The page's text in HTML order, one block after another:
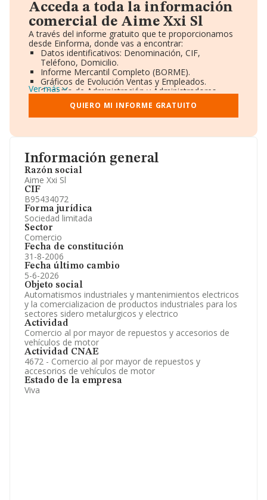
Información general
Razón social
Aime Xxi Sl
CIF
B95434072
Forma jurídica
Sociedad limitada
Sector
Comercio
Fecha de constitución
31-8-2006
Fecha último cambio
5-6-2026
Objeto social
Automatismos industriales y mantenimientos electricos
y la comercializacion de productos industriales para los
sectores sidero metalurgicos y electrico
Actividad
Comercio al por mayor de repuestos y accesorios de
vehículos de motor
Actividad CNAE
4672 - Comercio al por mayor de repuestos y
accesorios de vehículos de motor
Estado de la empresa
Viva
Acceda a toda la información
comercial de Aime Xxi Sl
A través del informe gratuito que te proporcionamos
desde Einforma, donde vas a encontrar:
Datos identificativos: Denominación, CIF,
Teléfono, Domicilio.
Informe Mercantil Completo (BORME).
Gráficos de Evolución Ventas y Empleados.
Consejo de Administración y Administradores.
Directivos y Ejecutivos.
Accionistas.
Participaciones y Vinculaciones en otras empresas.
Información oficial y registral complementaria.
Ver más
QUIERO MI INFORME GRATUITO